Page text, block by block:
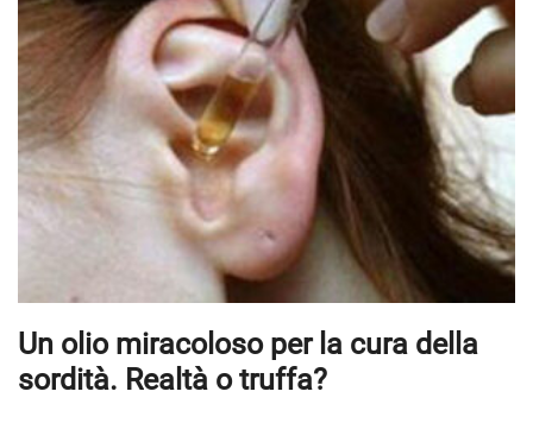
Un olio miracoloso per la cura della
sordità. Realtà o truffa?